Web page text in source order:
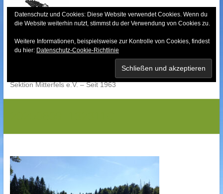
content
Bayerischer Wald-
Sektion Mitterfels e.V. – Seit 1963
Datenschutz und Cookies: Diese Website verwendet Cookies. Wenn du
die Website weiterhin nutzt, stimmst du der Verwendung von Cookies zu.
Weitere Informationen, beispielsweise zur Kontrolle von Cookies, findest
du hier: Datenschutz-Cookie-Richtlinie